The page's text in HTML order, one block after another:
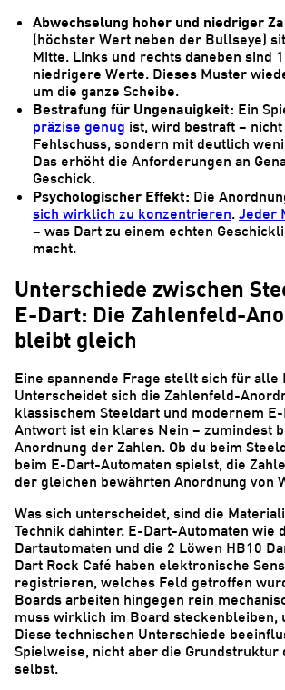
Abwechselung hoher und niedriger
(höchster Wert neben der Bullseye)
Mitte. Links und rechts daneben sind
niedrigere Werte. Dieses Muster
um die ganze Scheibe.
Bestrafung für Ungenauigkeit: Ein
präzise genug ist, wird bestraft –
Fehlschuss, sondern mit deutlich
Das erhöht die Anforderungen an
Geschick.
Psychologischer Effekt: Die
sich wirklich zu konzentrieren. Jeder
– was Dart zu einem echten
macht.
Unterschiede zwischen
E-Dart: Die Zahlenfeld-
bleibt gleich
Eine spannende Frage stellt sich für alle
Unterscheidet sich die Zahlenfeld-
klassischem Steeldart und modernem
Antwort ist ein klares Nein – zumindest
Anordnung der Zahlen. Ob du beim
beim E-Dart-Automaten spielst, die
der gleichen bewährten Anordnung von
Was sich unterscheidet, sind die
Technik dahinter. E-Dart-Automaten wie
Dartautomaten und die 2 Löwen HB10
Dart Rock Café haben elektronische
registrieren, welches Feld getroffen
Boards arbeiten hingegen rein
muss wirklich im Board steckenbleiben,
Diese technischen Unterschiede
Spielweise, nicht aber die Grundstruktur
selbst.